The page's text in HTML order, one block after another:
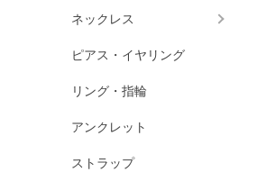
ネックレス
ピアス・イヤリング
リング・指輪
アンクレット
ストラップ